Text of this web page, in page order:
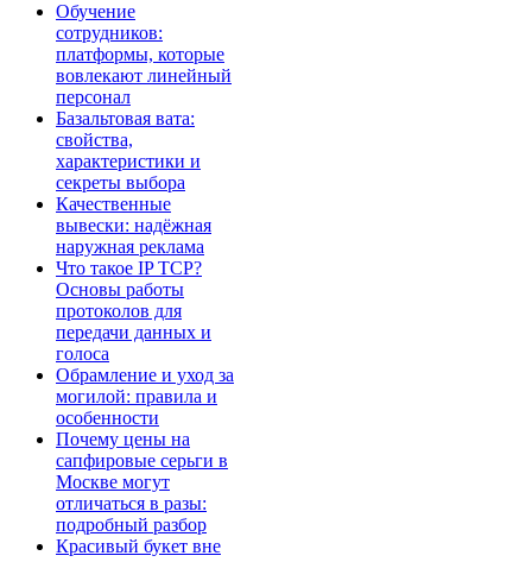
Обучение
сотрудников:
платформы, которые
вовлекают линейный
персонал
Базальтовая вата:
свойства,
характеристики и
секреты выбора
Качественные
вывески: надёжная
наружная реклама
Что такое IP TCP?
Основы работы
протоколов для
передачи данных и
голоса
Обрамление и уход за
могилой: правила и
особенности
Почему цены на
сапфировые серьги в
Москве могут
отличаться в разы:
подробный разбор
Красивый букет вне